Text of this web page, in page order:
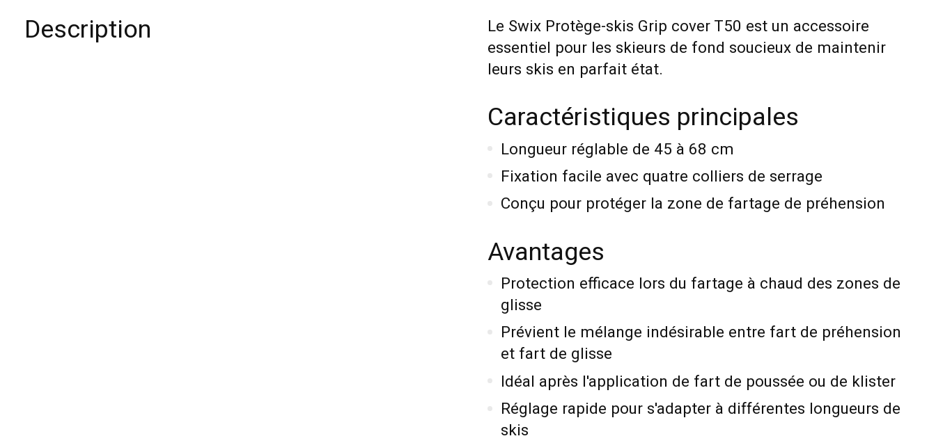
Description
Le Swix Protège-skis Grip cover T50 est un accessoire
essentiel pour les skieurs de fond soucieux de maintenir
leurs skis en parfait état.
Caractéristiques principales
Longueur réglable de 45 à 68 cm
Fixation facile avec quatre colliers de serrage
Conçu pour protéger la zone de fartage de préhension
Avantages
Protection efficace lors du fartage à chaud des zones de
glisse
Prévient le mélange indésirable entre fart de préhension
et fart de glisse
Idéal après l'application de fart de poussée ou de klister
Réglage rapide pour s'adapter à différentes longueurs de
skis